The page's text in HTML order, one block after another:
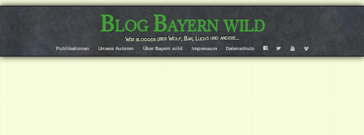
Blog Bayern wild
Wir bloggen über Wolf, Bär, Luchs und andere…
Publikationen Unsere Autoren Über Bayern wild Impressum Datenschutz F T Y V